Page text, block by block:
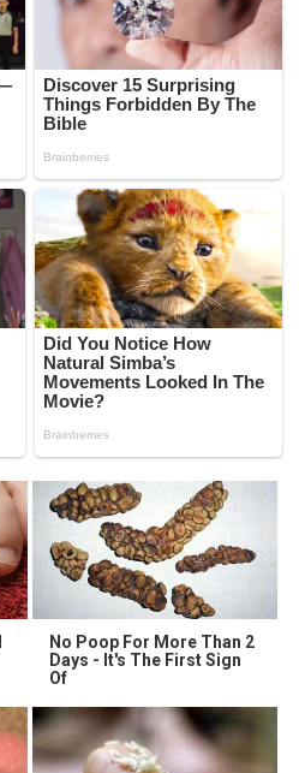
No Poop For More Than 2
Days - It's The First Sign
Of